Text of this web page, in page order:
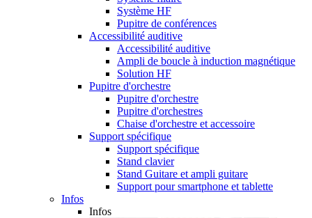
Système HF
Pupitre de conférences
Accessibilité auditive
Accessibilité auditive
Ampli de boucle à induction magnétique
Solution HF
Pupitre d'orchestre
Pupitre d'orchestre
Pupitre d'orchestres
Chaise d'orchestre et accessoire
Support spécifique
Support spécifique
Stand clavier
Stand Guitare et ampli guitare
Support pour smartphone et tablette
Infos
Infos